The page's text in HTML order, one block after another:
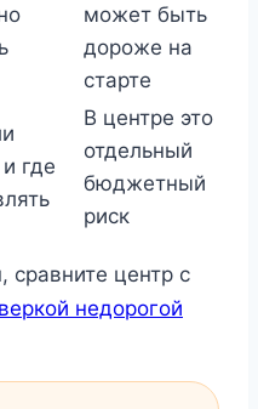
может быть
дороже на
старте
где
В центре это
отдельный
бюджетный
риск
сравните центр с
недорогой